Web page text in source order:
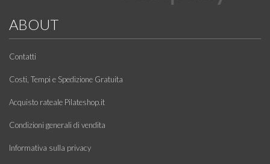
ABOUT
Contatti
Costi, Tempi e Spedizione Gratuita
Acquisto rateale Pilateshop.it
Condizioni generali di vendita
Informativa sulla privacy